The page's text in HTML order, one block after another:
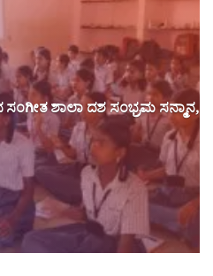
ಶಾಲಾ ದಶ ಸಂಭ್ರಮ ಸನ್ಮಾನ,